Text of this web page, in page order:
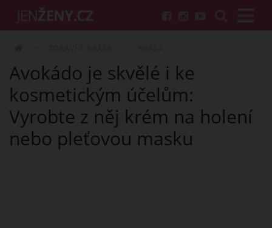
Avokádo je skvělé i ke
kosmetickým účelům:
Vyrobte z něj krém na holení
nebo pleťovou masku